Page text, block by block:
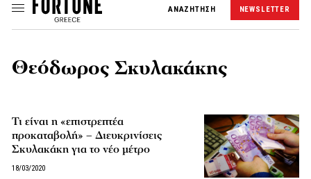
ΑΝΑΖΗΤΗΣΗ NEWSLETTER
Θεόδωρος Σκυλακάκης
Τι είναι η «επιστρεπτέα
προκαταβολή» – Διευκρινίσεις
Σκυλακάκη για το νέο μέτρο
18/03/2020